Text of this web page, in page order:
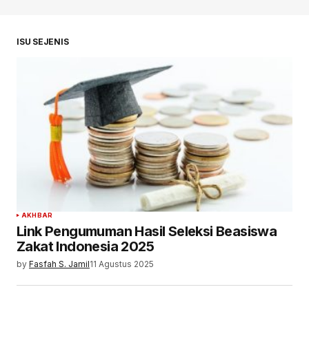
ISU SEJENIS
AKHBAR
Link Pengumuman Hasil Seleksi Beasiswa
Zakat Indonesia 2025
by Fasfah S. Jamil11 Agustus 2025